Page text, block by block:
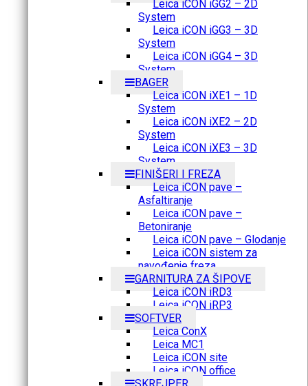
Leica iCON iGG2 – 2D
System
Leica iCON iGG3 – 3D
System
Leica iCON iGG4 – 3D
System
BAGER
Leica iCON iXE1 – 1D
System
Leica iCON iXE2 – 2D
System
Leica iCON iXE3 – 3D
System
FINIŠERI I FREZA
Leica iCON pave –
Asfaltiranje
Leica iCON pave –
Betoniranje
Leica iCON pave – Glodanje
Leica iCON sistem za
navođenje freza
GARNITURA ZA ŠIPOVE
Leica iCON iRD3
Leica iCON iRP3
SOFTVER
Leica ConX
Leica MC1
Leica iCON site
Leica iCON office